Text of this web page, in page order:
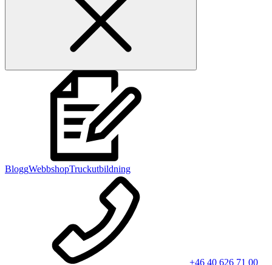
BloggWebbshopTruckutbildning
+46 40 626 71 00